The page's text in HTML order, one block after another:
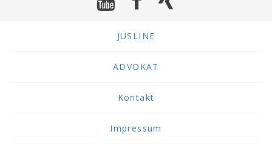
JUSLINE
ADVOKAT
Kontakt
Impressum